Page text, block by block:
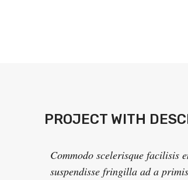
PROJECT WITH
Commodo scelerisque facilisis
suspendisse fringilla ad a